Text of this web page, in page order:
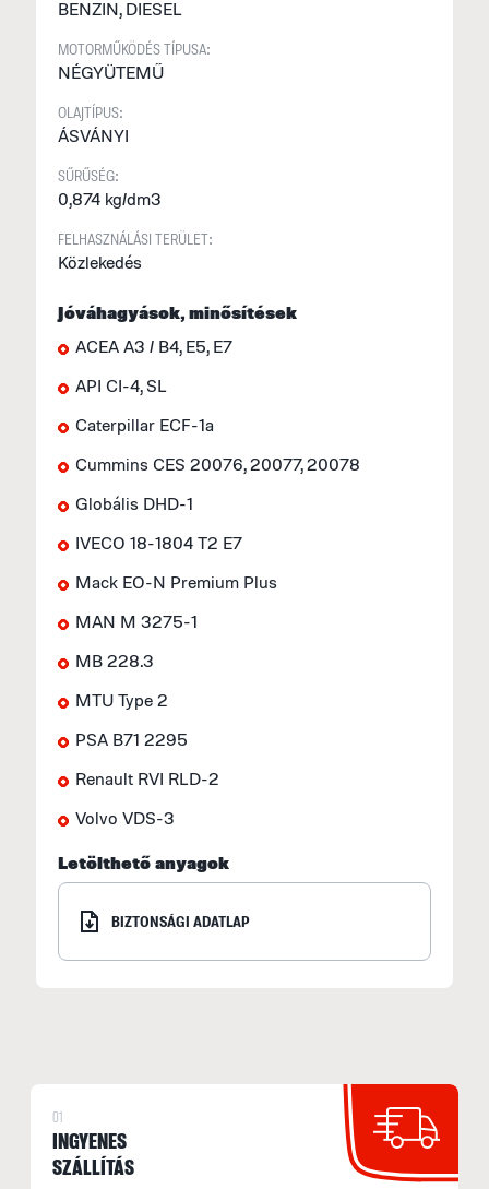
BENZIN, DIESEL
MOTORMŰKÖDÉS TÍPUSA:
NÉGYÜTEMŰ
OLAJTÍPUS:
ÁSVÁNYI
SŰRŰSÉG:
0,874 kg/dm3
FELHASZNÁLÁSI TERÜLET:
Közlekedés
Jóváhagyások, minősítések
ACEA A3 / B4, E5, E7
API CI-4, SL
Caterpillar ECF-1a
Cummins CES 20076, 20077, 20078
Globális DHD-1
IVECO 18-1804 T2 E7
Mack EO-N Premium Plus
MAN M 3275-1
MB 228.3
MTU Type 2
PSA B71 2295
Renault RVI RLD-2
Volvo VDS-3
Letölthető anyagok
BIZTONSÁGI ADATLAP
01
INGYENES
SZÁLLÍTÁS